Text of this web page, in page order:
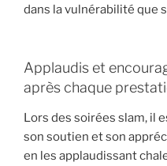
dans la vulnérabilité que
Applaudis et
après chaque
Lors des soirées slam, il
son soutien et son
en les applaudissant